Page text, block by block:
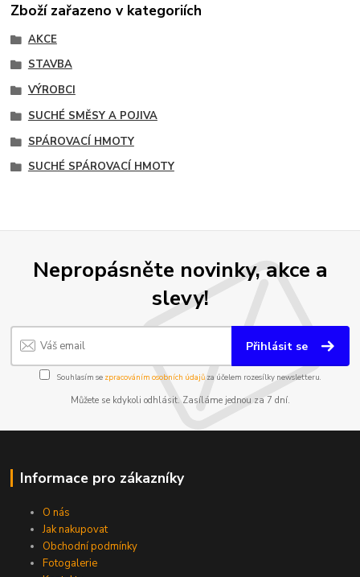
Zboží zařazeno v kategoriích
AKCE
STAVBA
VÝROBCI
SUCHÉ SMĚSY A POJIVA
SPÁROVACÍ HMOTY
SUCHÉ SPÁROVACÍ HMOTY
Nepropásněte novinky, akce a
slevy!
Přihlásit se
Souhlasím se zpracováním osobních údajůza účelem rozesílky newsletteru.
Můžete se kdykoli odhlásit. Zasíláme jednou za 7 dní.
Informace pro zákazníky
O nás
Jak nakupovat
Obchodní podmínky
Fotogalerie